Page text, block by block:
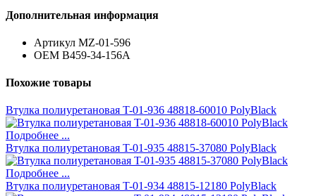
Дополнительная информация
Артикул MZ-01-596
ОЕМ B459-34-156A
Похожие товары
Втулка полиуретановая T-01-936 48818-60010 PolyBlack
Подробнее ...
Втулка полиуретановая T-01-935 48815-37080 PolyBlack
Подробнее ...
Втулка полиуретановая T-01-934 48815-12180 PolyBlack